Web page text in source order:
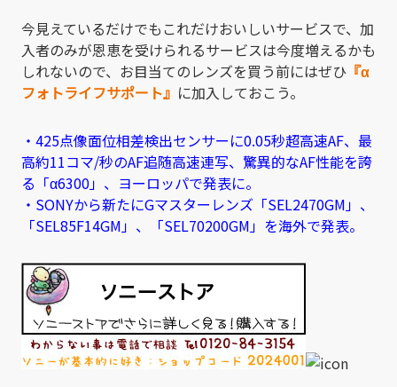
今見えているだけでもこれだけおいしいサービスで、加
入者のみが恩恵を受けられるサービスは今度増えるかも
しれないので、お目当てのレンズを買う前にはぜひ 『α
フォトライフサポート』 に加入しておこう。
・425点像面位相差検出センサーに0.05秒超高速AF、最
高約11コマ/秒のAF追随高速連写、驚異的なAF性能を誇
る「α6300」、ヨーロッパで発表に。
・SONYから新たにGマスターレンズ「SEL2470GM」、
「SEL85F14GM」、「SEL70200GM」を海外で発表。